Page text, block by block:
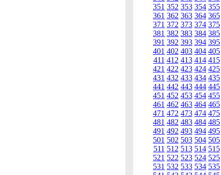
351 352 353 354 355
361 362 363 364 365
371 372 373 374 375
381 382 383 384 385
391 392 393 394 395
401 402 403 404 405
411 412 413 414 415
421 422 423 424 425
431 432 433 434 435
441 442 443 444 445
451 452 453 454 455
461 462 463 464 465
471 472 473 474 475
481 482 483 484 485
491 492 493 494 495
501 502 503 504 505
511 512 513 514 515
521 522 523 524 525
531 532 533 534 535